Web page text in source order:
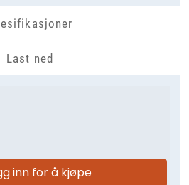
Last ned
inn for å kjøpe